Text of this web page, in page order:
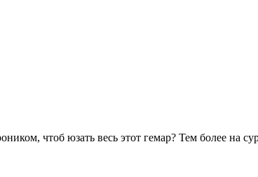
чтоб юзать весь этот гемар? Тем более на